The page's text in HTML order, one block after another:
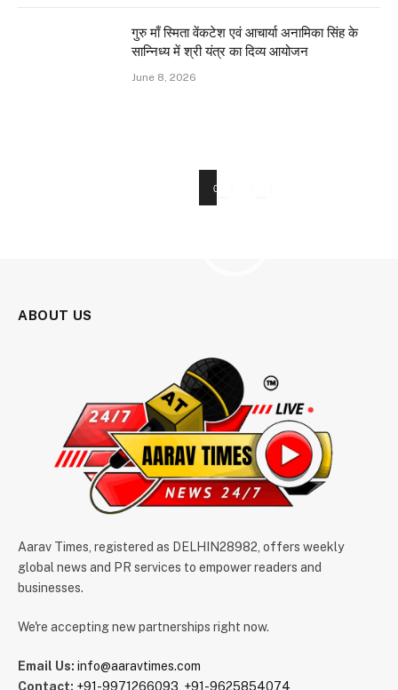
गुरु माँ स्मिता वेंकटेश एवं आचार्या अनामिका सिंह के
सान्निध्य में श्री यंत्र का दिव्य आयोजन
June 8, 2026
00:00
ABOUT US
Aarav Times, registered as DELHIN28982, offers weekly
global news and PR services to empower readers and
businesses.
We're accepting new partnerships right now.
Email Us: info@aaravtimes.com
Contact: +91-9971266093 +91-9625854074